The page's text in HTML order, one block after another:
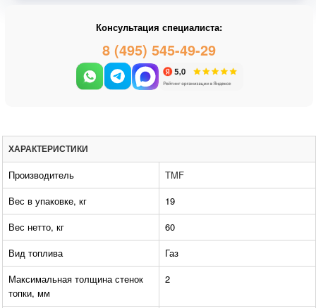
Консультация специалиста:
8 (495) 545-49-29
ХАРАКТЕРИСТИКИ
Производитель
TMF
Вес в упаковке, кг
19
Вес нетто, кг
60
Вид топлива
Газ
Максимальная толщина стенок
топки, мм
2